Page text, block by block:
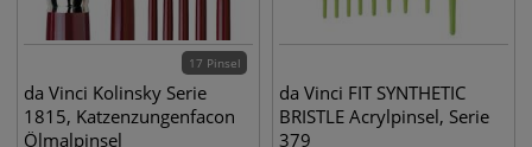
17 Pinsel
da Vinci Kolinsky Serie
1815, Katzenzungenfacon
Ölmalpinsel
da Vinci FIT SYNTHETIC
BRISTLE Acrylpinsel, Serie
379